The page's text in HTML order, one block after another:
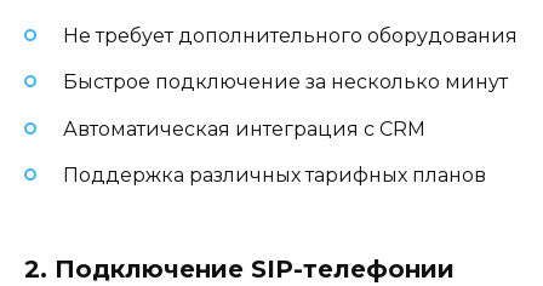
Не требует дополнительного оборудования
Быстрое подключение за несколько минут
Автоматическая интеграция с CRM
Поддержка различных тарифных планов
2. Подключение SIP-телефонии